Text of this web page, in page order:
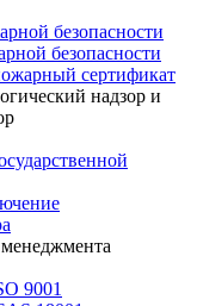
безопасности
безопасности
сертификат
надзор и
9001